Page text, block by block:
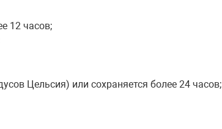
12 часов;
Цельсия) или сохраняется более 24 часов;